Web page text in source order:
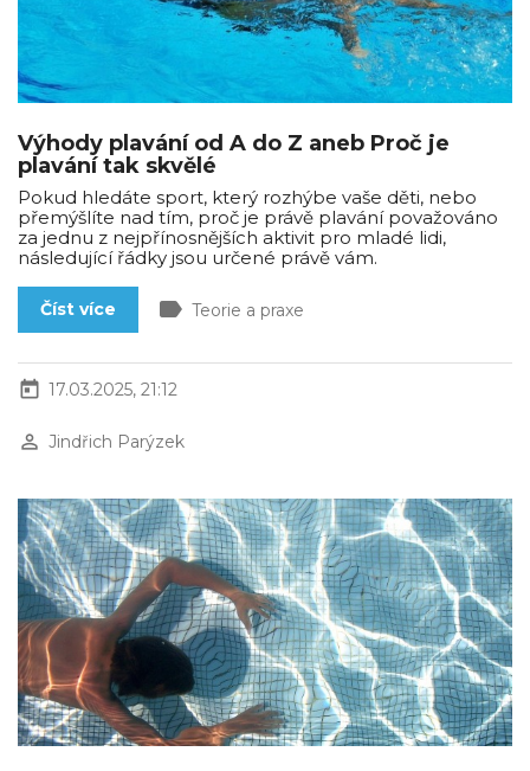
Výhody plavání od A do Z aneb Proč je
plavání tak skvělé
Pokud hledáte sport, který rozhýbe vaše děti, nebo
přemýšlíte nad tím, proč je právě plavání považováno
za jednu z nejpřínosnějších aktivit pro mladé lidi,
následující řádky jsou určené právě vám.
Číst více label Teorie a praxe
today 17.03.2025, 21:12
perm_identity Jindřich Parýzek